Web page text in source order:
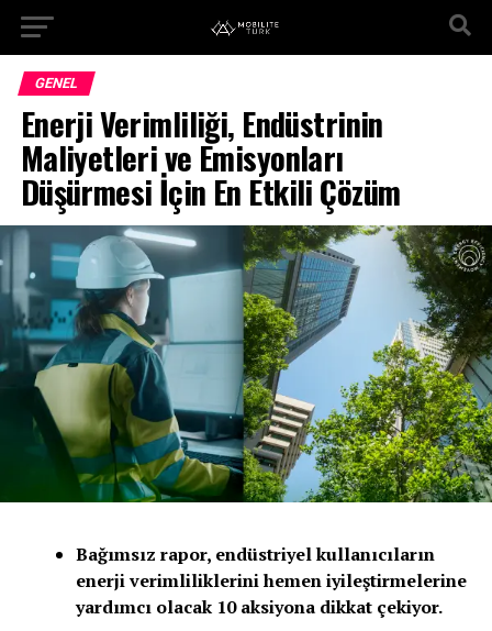
GENEL
Enerji Verimliliği, Endüstrinin
Maliyetleri ve Emisyonları
Düşürmesi İçin En Etkili Çözüm
Bağımsız rapor, endüstriyel kullanıcıların
enerji verimliliklerini hemen iyileştirmelerine
yardımcı olacak 10 aksiyona dikkat çekiyor.